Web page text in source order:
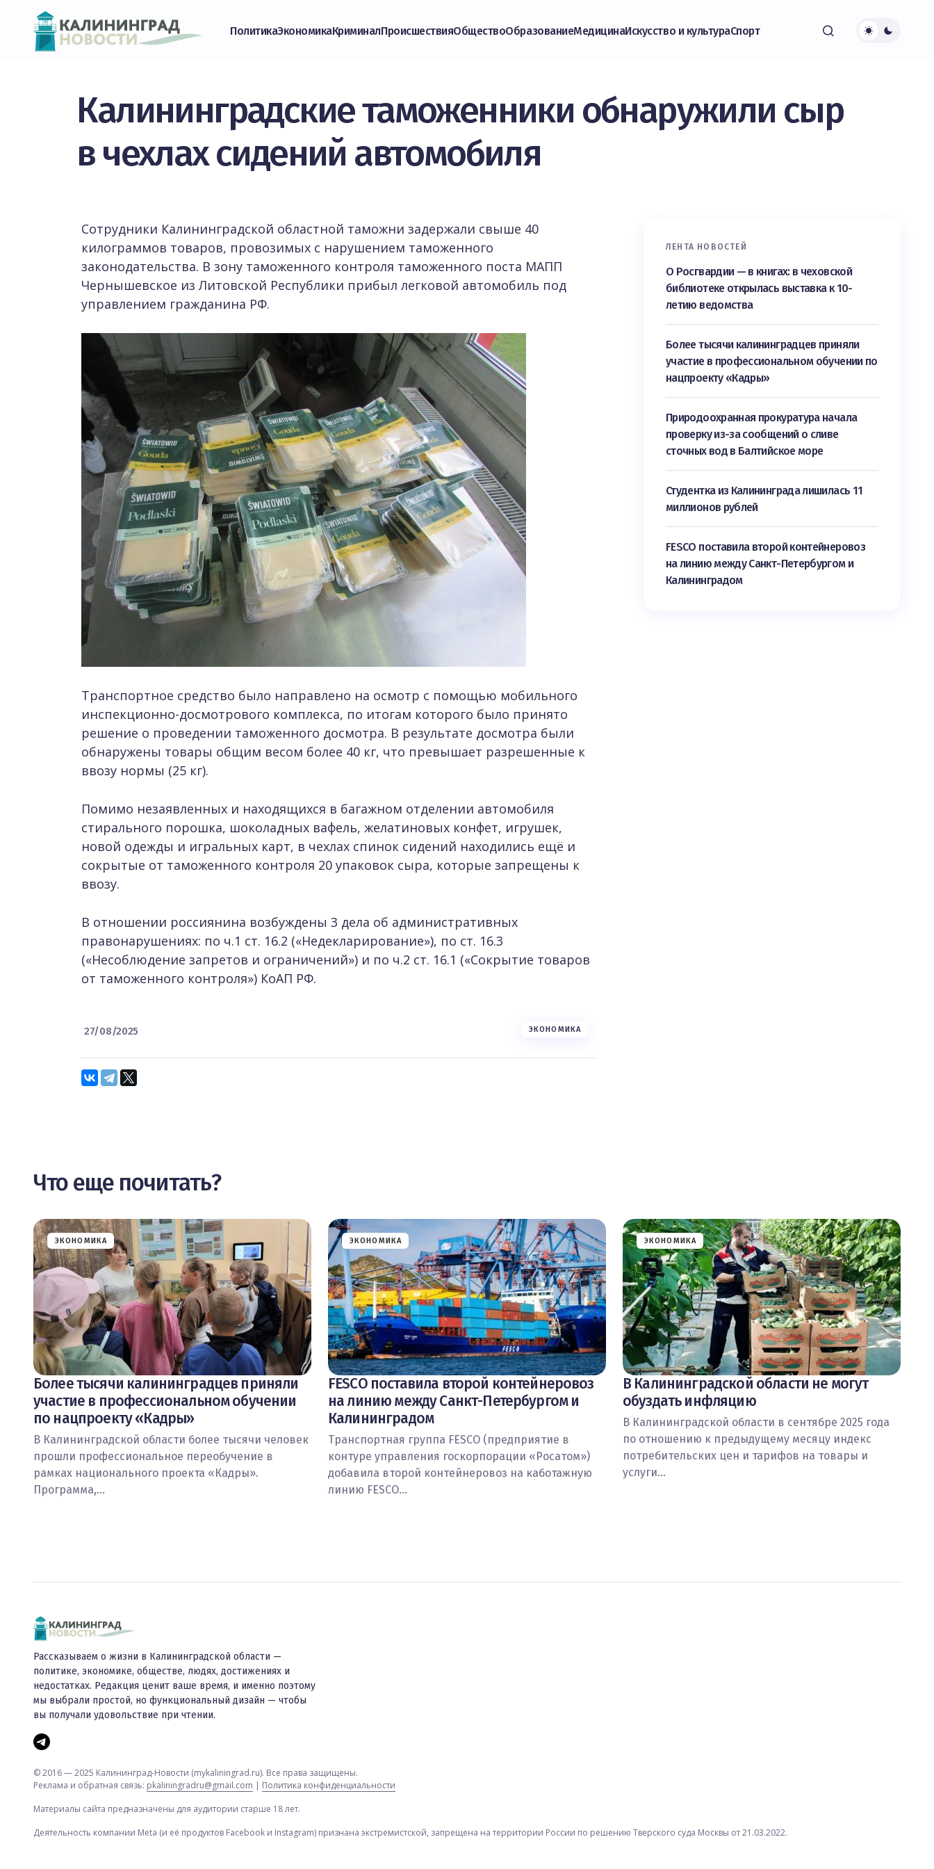
ПолитикаЭкономикаКриминалПроисшествияОбществоОбразованиеМедицинаИскусство и культураСпорт
Калининградские таможенники обнаружили сыр
в чехлах сидений автомобиля
Сотрудники Калининградской областной таможни задержали свыше 40
килограммов товаров, провозимых с нарушением таможенного
законодательства. В зону таможенного контроля таможенного поста МАПП
Чернышевское из Литовской Республики прибыл легковой автомобиль под
управлением гражданина РФ.
Транспортное средство было направлено на осмотр с помощью мобильного
инспекционно-досмотрового комплекса, по итогам которого было принято
решение о проведении таможенного досмотра. В результате досмотра были
обнаружены товары общим весом более 40 кг, что превышает разрешенные к
ввозу нормы (25 кг).
Помимо незаявленных и находящихся в багажном отделении автомобиля
стирального порошка, шоколадных вафель, желатиновых конфет, игрушек,
новой одежды и игральных карт, в чехлах спинок сидений находились ещё и
сокрытые от таможенного контроля 20 упаковок сыра, которые запрещены к
ввозу.
В отношении россиянина возбуждены 3 дела об административных
правонарушениях: по ч.1 ст. 16.2 («Недекларирование»), по ст. 16.3
(«Несоблюдение запретов и ограничений») и по ч.2 ст. 16.1 («Сокрытие товаров
от таможенного контроля») КоАП РФ.
27/08/2025 ЭКОНОМИКА
ЛЕНТА НОВОСТЕЙ
О Росгвардии — в книгах: в чеховской
библиотеке открылась выставка к 10-
летию ведомства
Более тысячи калининградцев приняли
участие в профессиональном обучении по
нацпроекту «Кадры»
Природоохранная прокуратура начала
проверку из-за сообщений о сливе
сточных вод в Балтийское море
Студентка из Калининграда лишилась 11
миллионов рублей
FESCO поставила второй контейнеровоз
на линию между Санкт-Петербургом и
Калининградом
Что еще почитать?
ЭКОНОМИКА
Более тысячи калининградцев приняли
участие в профессиональном обучении
по нацпроекту «Кадры»
В Калининградской области более тысячи человек
прошли профессиональное переобучение в
рамках национального проекта «Кадры».
Программа,…
ЭКОНОМИКА
FESCO поставила второй контейнеровоз
на линию между Санкт-Петербургом и
Калининградом
Транспортная группа FESCO (предприятие в
контуре управления госкорпорации «Росатом»)
добавила второй контейнеровоз на каботажную
линию FESCO…
ЭКОНОМИКА
В Калининградской области не могут
обуздать инфляцию
В Калининградской области в сентябре 2025 года
по отношению к предыдущему месяцу индекс
потребительских цен и тарифов на товары и
услуги…
Рассказываем о жизни в Калининградской области —
политике, экономике, обществе, людях, достижениях и
недостатках. Редакция ценит ваше время, и именно поэтому
мы выбрали простой, но функциональный дизайн — чтобы
вы получали удовольствие при чтении.
© 2016 — 2025 Калининград-Новости (mykaliningrad.ru). Все права защищены.
Реклама и обратная связь: pkaliningradru@gmail.com | Политика конфиденциальности
Материалы сайта предназначены для аудитории старше 18 лет.
Деятельность компании Meta (и её продуктов Facebook и Instagram) признана экстремистской, запрещена на территории России по решению Тверского суда Москвы от 21.03.2022.